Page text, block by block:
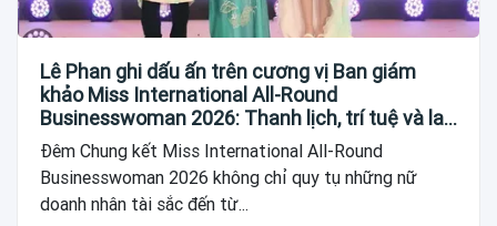
Lê Phan ghi dấu ấn trên cương vị Ban giám
khảo Miss International All-Round
Businesswoman 2026: Thanh lịch, trí tuệ và lan
tỏa giá trị của người phụ nữ hiện đại
Đêm Chung kết Miss International All-Round
Businesswoman 2026 không chỉ quy tụ những nữ
doanh nhân tài sắc đến từ...